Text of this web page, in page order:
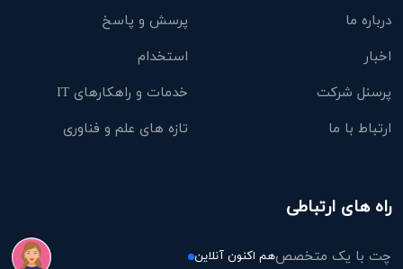
درباره ما
پرسش و پاسخ
اخبار
استخدام
پرسنل شرکت
خدمات و راهکارهای IT
ارتباط با ما
تازه های علم و فناوری
راه های ارتباطی
چت با یک متخصصهم اکنون آنلاین